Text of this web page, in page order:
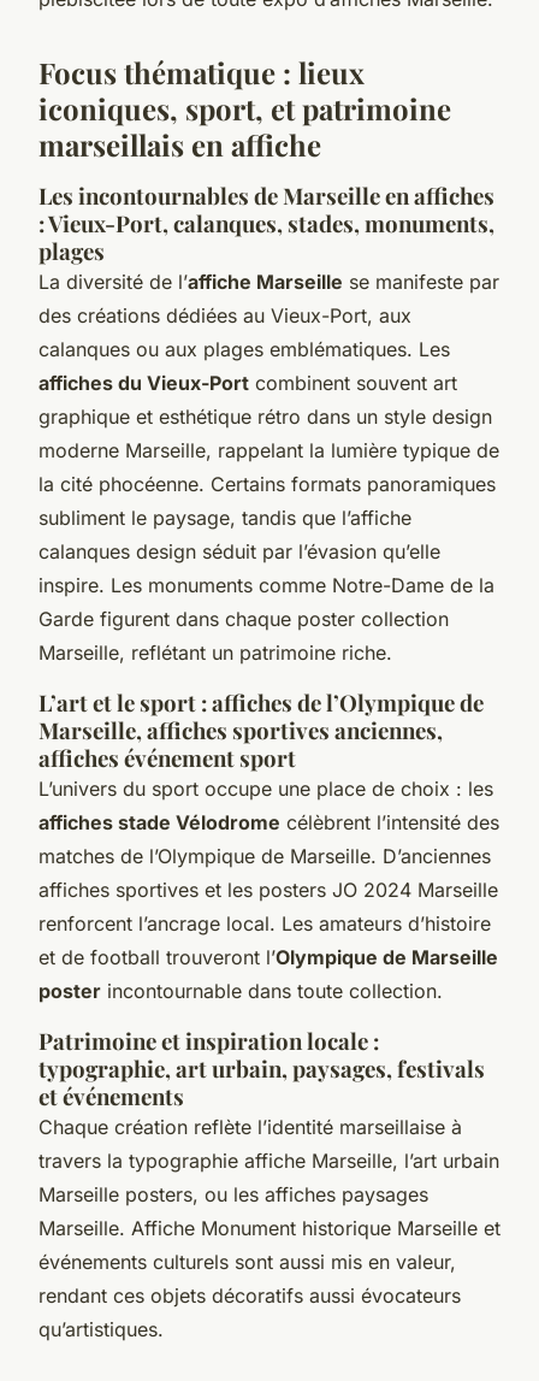
Focus thématique : lieux
iconiques, sport, et patrimoine
marseillais en affiche
Les incontournables de Marseille en affiches
: Vieux-Port, calanques, stades, monuments,
plages
La diversité de l’affiche Marseille se manifeste par
des créations dédiées au Vieux-Port, aux
calanques ou aux plages emblématiques. Les
affiches du Vieux-Port combinent souvent art
graphique et esthétique rétro dans un style design
moderne Marseille, rappelant la lumière typique de
la cité phocéenne. Certains formats panoramiques
subliment le paysage, tandis que l’affiche
calanques design séduit par l’évasion qu’elle
inspire. Les monuments comme Notre-Dame de la
Garde figurent dans chaque poster collection
Marseille, reflétant un patrimoine riche.
L’art et le sport : affiches de l’Olympique de
Marseille, affiches sportives anciennes,
affiches événement sport
L’univers du sport occupe une place de choix : les
affiches stade Vélodrome célèbrent l’intensité des
matches de l’Olympique de Marseille. D’anciennes
affiches sportives et les posters JO 2024 Marseille
renforcent l’ancrage local. Les amateurs d’histoire
et de football trouveront l’Olympique de Marseille
poster incontournable dans toute collection.
Patrimoine et inspiration locale :
typographie, art urbain, paysages, festivals
et événements
Chaque création reflète l’identité marseillaise à
travers la typographie affiche Marseille, l’art urbain
Marseille posters, ou les affiches paysages
Marseille. Affiche Monument historique Marseille et
événements culturels sont aussi mis en valeur,
rendant ces objets décoratifs aussi évocateurs
qu’artistiques.